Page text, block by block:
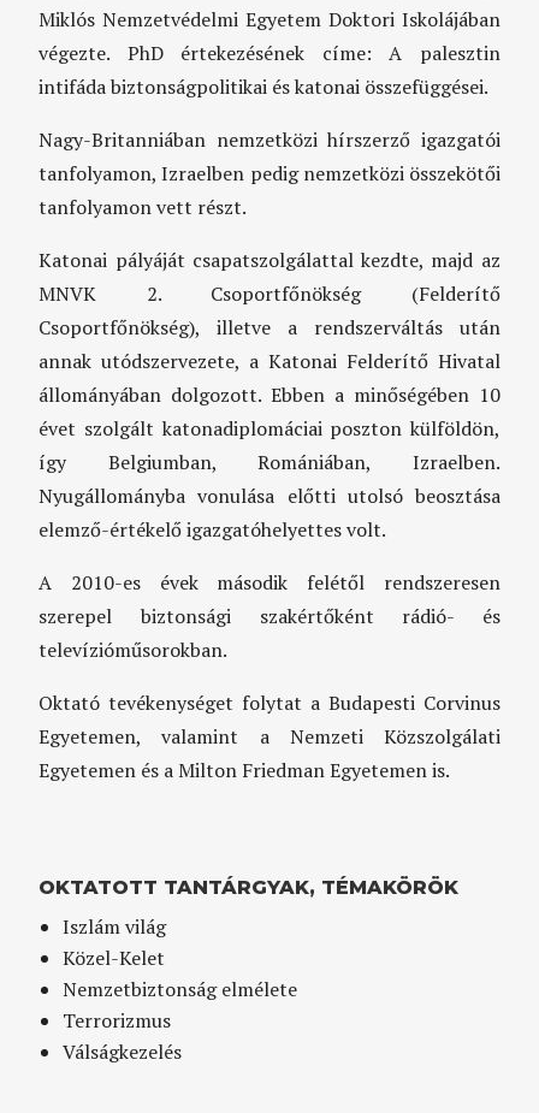
Miklós Nemzetvédelmi Egyetem Doktori Iskolájában
végezte. PhD értekezésének címe: A palesztin
intifáda biztonságpolitikai és katonai összefüggései.
Nagy-Britanniában nemzetközi hírszerző igazgatói
tanfolyamon, Izraelben pedig nemzetközi összekötői
tanfolyamon vett részt.
Katonai pályáját csapatszolgálattal kezdte, majd az
MNVK 2. Csoportfőnökség (Felderítő
Csoportfőnökség), illetve a rendszerváltás után
annak utódszervezete, a Katonai Felderítő Hivatal
állományában dolgozott. Ebben a minőségében 10
évet szolgált katonadiplomáciai poszton külföldön,
így Belgiumban, Romániában, Izraelben.
Nyugállományba vonulása előtti utolsó beosztása
elemző-értékelő igazgatóhelyettes volt.
A 2010-es évek második felétől rendszeresen
szerepel biztonsági szakértőként rádió- és
televízióműsorokban.
Oktató tevékenységet folytat a Budapesti Corvinus
Egyetemen, valamint a Nemzeti Közszolgálati
Egyetemen és a Milton Friedman Egyetemen is.
OKTATOTT TANTÁRGYAK, TÉMAKÖRÖK
Iszlám világ
Közel-Kelet
Nemzetbiztonság elmélete
Terrorizmus
Válságkezelés